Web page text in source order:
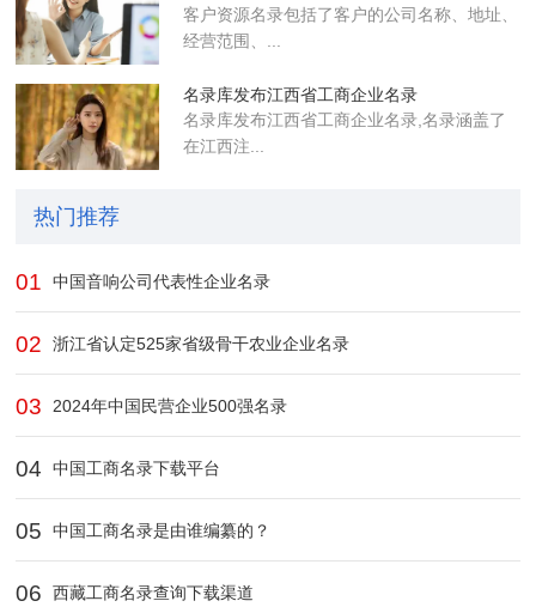
客户资源名录包括了客户的公司名称、地址、
经营范围、...
名录库发布江西省工商企业名录
名录库​发布江西省工商企业名录,名录涵盖了
在江西注...
热门推荐
01 中国音响公司代表性企业名录
02 浙江省认定525家省级骨干农业企业​名录
03 2024年中国民营企业500强名录
04 中国工商名录下载平台
05 中国工商名录是由谁编纂的？
06 西藏工商名录查询下载渠道‌